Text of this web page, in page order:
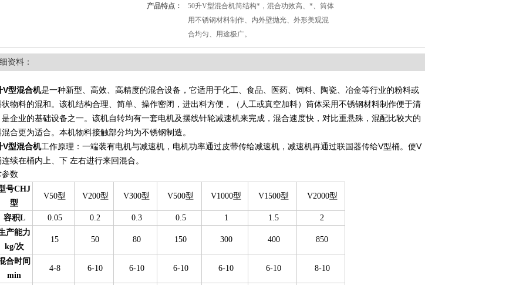
产品特点：
50升V型混合机筒结构*，混合功效高、*、筒体
用不锈钢材料制作、内外壁抛光、外形美观混
合均匀、用途极广。
资料：
V型混合机是一种新型、高效、高精度的混合设备，它适用于化工、食品、医药、饲料、陶瓷、冶金等行业的粉料或
状物料的混和。该机结构合理、简单、操作密闭，进出料方便，（人工或真空加料）筒体采用不锈钢材料制作便于清
是企业的基础设备之一。该机自转均有一套电机及摆线针轮减速机来完成，混合速度快，对比重悬殊，混配比较大的
合更为适合。本机物料接触部分均为不锈钢制造。
V型混合机工作原理：一端装有电机与减速机，电机功率通过皮带传给减速机，减速机再通过联国器传给V型桶。使V
续在桶内上、下 左右进行来回混合。
数
号CHJ
型
V50型 V200型 V300型 V500型 V1000型 V1500型 V2000型
容积L 0.05 0.2 0.3 0.5 1 1.5
2
产能力
kg/次
15 50 80 150 300 400 850
合时间
min
4-8 6-10 6-10 6-10 6-10 6-10 8-10